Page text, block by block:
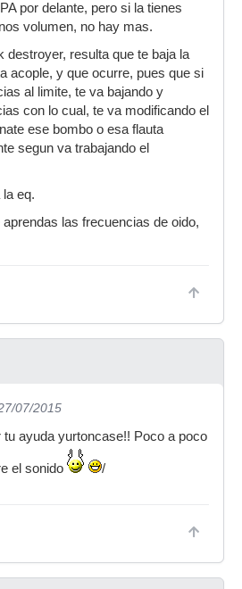
por delante, pero si la tienes
volumen, no hay mas.
destroyer, resulta que te baja la
acople, y que ocurre, pues que si
al limite, te va bajando y
con lo cual, te va modificando el
ese bombo o esa flauta
segun va trabajando el
eq.
las frecuencias de oido,
07/2015
ayuda yurtoncase!! Poco a poco
el sonido /